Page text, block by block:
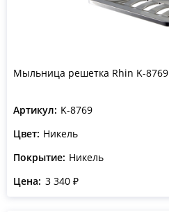
Мыльница решетка Rhin K-8769
Артикул: K-8769
Цвет: Никель
Покрытие: Никель
Цена: 3 340 ₽